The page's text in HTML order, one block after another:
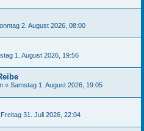
2. August 2026, 08:00
1. August 2026, 19:56
« Samstag 1. August 2026, 19:05
Freitag 31. Juli 2026, 22:04